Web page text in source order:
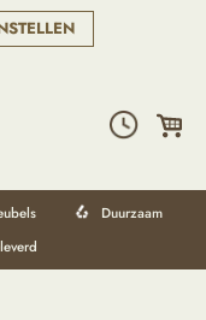
Duurzaam